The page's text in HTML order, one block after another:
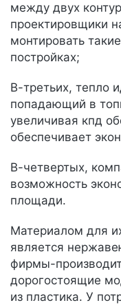
между двух
проектировщики
монтировать
постройках;
В-третьих, тепло
попадающий в
увеличивая кпд
обеспечивает
В-четвертых,
возможность
площади.
Материалом для
является
фирмы-
дорогостоящие
из пластика. У